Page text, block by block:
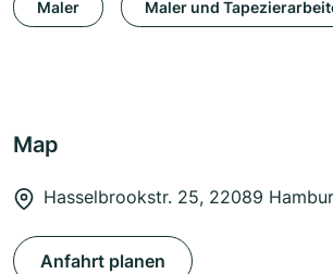
Maler Maler und
Map
Hasselbrookstr. 25, 22089
Anfahrt planen